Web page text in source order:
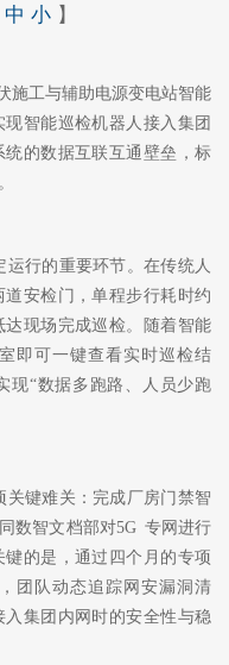
中 小】
施工与辅助电源变电站智能
智能巡检机器人接入集团
的数据互联互通壁垒，标
行的重要环节。在传统人
安检门，单程步行耗时约
现场完成巡检。随着智能
即可一键查看实时巡检结
现“数据多跑路、人员少跑
键难关：完成厂房门禁智
数智文档部对5G 专网进行
的是，通过四个月的专项
团队动态追踪网安漏洞清
集团内网时的安全性与稳